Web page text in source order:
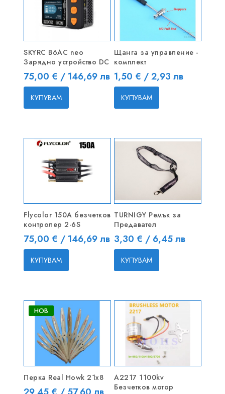
SKYRC B6AC neo
Зарядно устройство DC
Цена
75,00 € / 146,69 лв
КУПУВАМ
Щанга за управление -
комплект
Цена
1,50 € / 2,93 лв
КУПУВАМ
Flycolor 150A безчетков
контролер 2-6S
Цена
75,00 € / 146,69 лв
КУПУВАМ
TURNIGY Ремък за
Предавател
Цена
3,30 € / 6,45 лв
КУПУВАМ
НОВ
Перка Real Howk 21x8
Цена
A2217 1100kv
Безчетков мотор